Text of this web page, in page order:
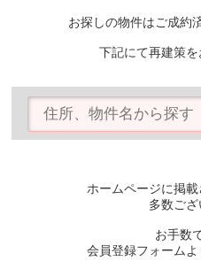
お探しの物件はご成約
下記にて再建策を
ホームページに掲
多数ござ
お手数
会員登録フォームよ